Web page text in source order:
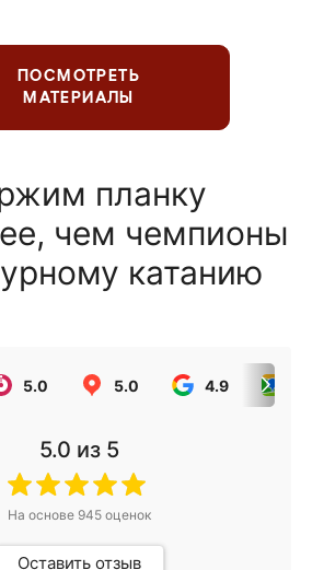
ПОСМОТРЕТЬ
МАТЕРИАЛЫ
планку
чем чемпионы
катанию
5.0 5.0 4.9
5.0 из 5
На основе 945оценок
Оставить отзыв